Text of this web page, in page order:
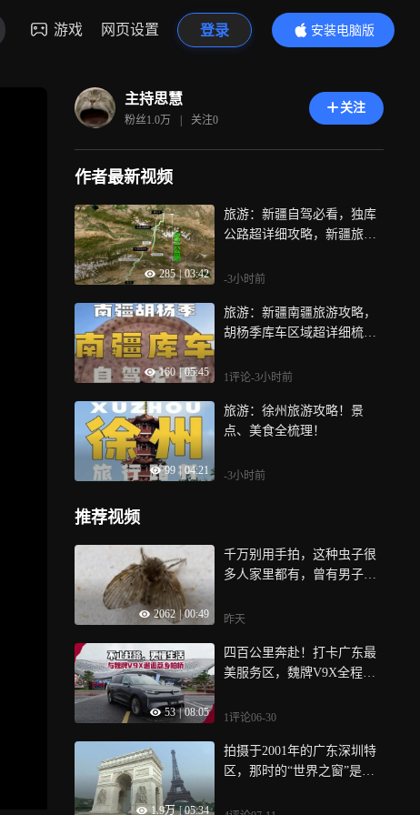
游戏 网页设置 登录
安装电脑版
内容更精彩
主持思慧
粉丝1.0万 | 关注0
关注
作者最新视频
285 | 03:42
旅游：新疆自驾必看，独库
公路超详细攻略，新疆旅游
-3小时前
160 | 05:45
旅游：新疆南疆旅游攻略，
胡杨季库车区域超详细梳
1评论-3小时前
99 | 04:21
旅游：徐州旅游攻略！景
点、美食全梳理！
-3小时前
推荐视频
2062 00:49
千万别用手拍，这种虫子很
多人家里都有，曾有男子被
昨天
53 | 08:05
四百公里奔赴！打卡广东最
美服务区，魏牌V9X全程随
1评论06-30
1.9万 | 05:34
拍摄于2001年的广东深圳特
区，那时的“世界之窗”是什